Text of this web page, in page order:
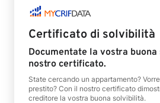
Certificato di solvibilità
Documentate la vostra
nostro certificato.
State cercando un appartamento?
prestito? Con il nostro certificato
creditore la vostra buona solvibilità.